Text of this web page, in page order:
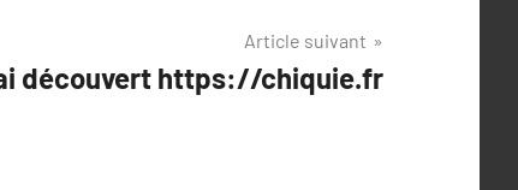
Article suivant
découvert https://chiquie.fr